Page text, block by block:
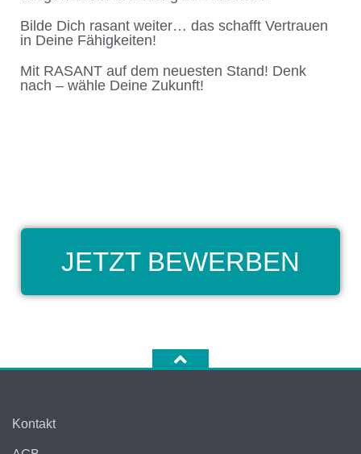
Bilde Dich rasant weiter… das schafft Vertrauen
in Deine Fähigkeiten!
Mit RASANT auf dem neuesten Stand! Denk
nach – wähle Deine Zukunft!
JETZT BEWERBEN
Kontakt